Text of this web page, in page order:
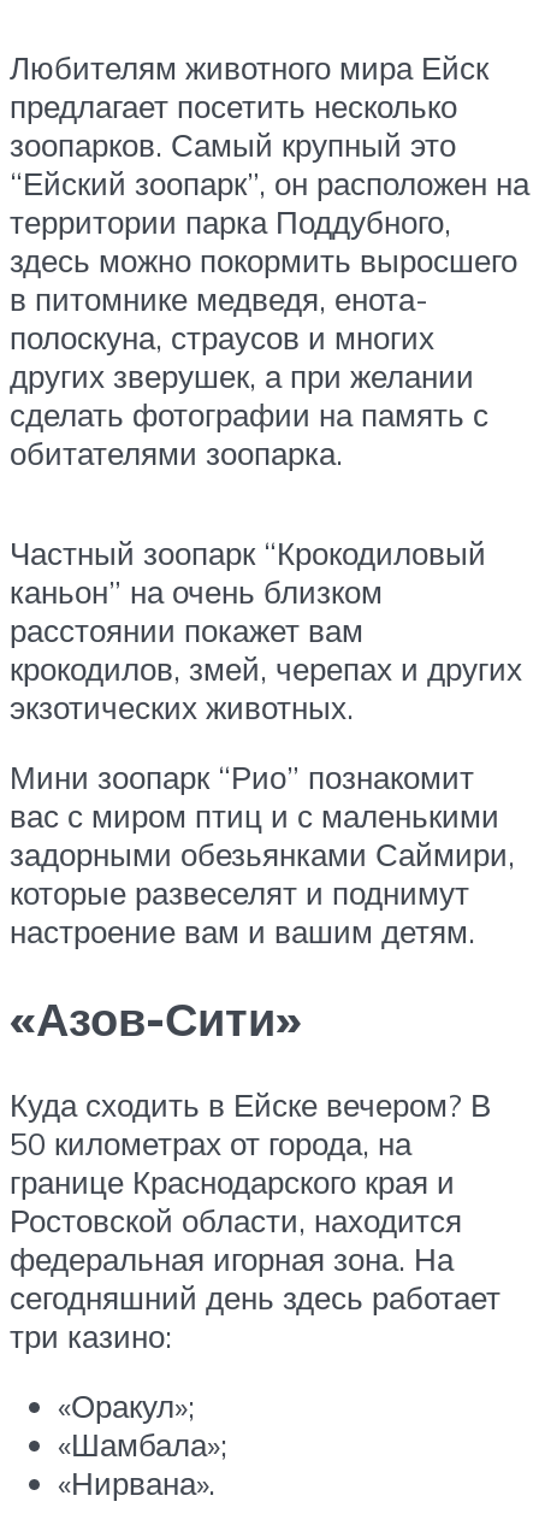
Любителям животного мира Ейск
предлагает посетить несколько
зоопарков. Самый крупный это
“Ейский зоопарк”, он расположен на
территории парка Поддубного,
здесь можно покормить выросшего
в питомнике медведя, енота-
полоскуна, страусов и многих
других зверушек, а при желании
сделать фотографии на память с
обитателями зоопарка.
Частный зоопарк “Крокодиловый
каньон” на очень близком
расстоянии покажет вам
крокодилов, змей, черепах и других
экзотических животных.
Мини зоопарк “Рио” познакомит
вас с миром птиц и с маленькими
задорными обезьянками Саймири,
которые развеселят и поднимут
настроение вам и вашим детям.
«Азов-Сити»
Куда сходить в Ейске вечером? В
50 километрах от города, на
границе Краснодарского края и
Ростовской области, находится
федеральная игорная зона. На
сегодняшний день здесь работает
три казино:
«Оракул»;
«Шамбала»;
«Нирвана».